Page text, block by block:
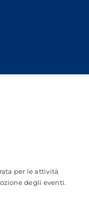
per le attività
degli eventi.